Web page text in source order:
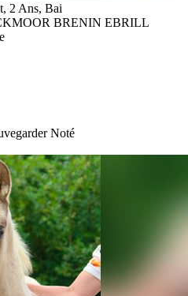
2 Ans, Bai
BRENIN EBRILL
Noté